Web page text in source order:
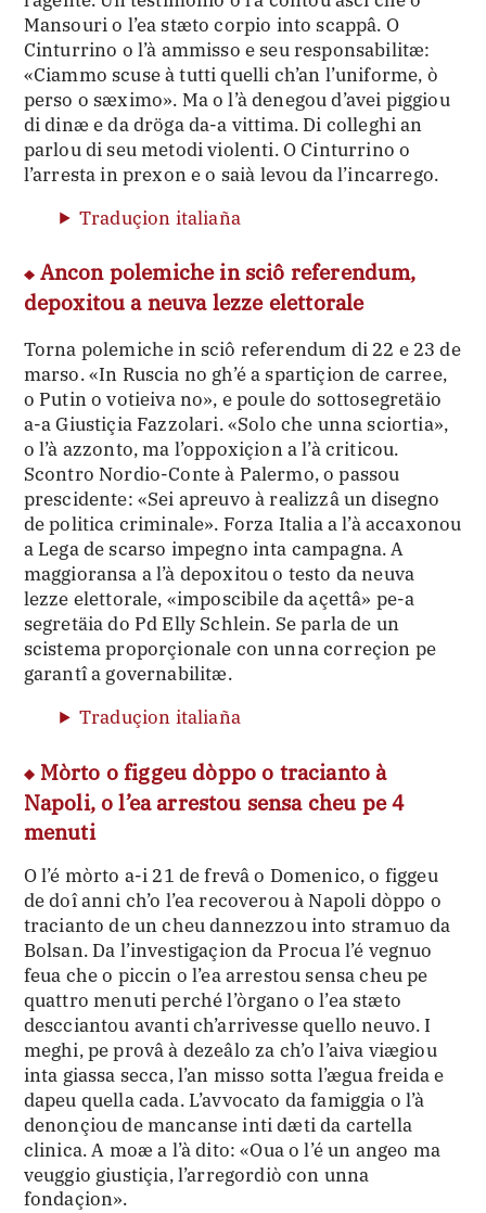
Mansouri o l’ea stæto corpio into scappâ. O
Cinturrino o l’à ammisso e seu responsabilitæ:
«Ciammo scuse à tutti quelli ch’an l’uniforme, ò
perso o sæximo». Ma o l’à denegou d’avei piggiou
di dinæ e da dröga da-a vittima. Di colleghi an
parlou di seu metodi violenti. O Cinturrino o
l’arresta in prexon e o saià levou da l’incarrego.
Traduçion italiaña
Ancon polemiche in sciô referendum,
depoxitou a neuva lezze elettorale
Torna polemiche in sciô referendum di 22 e 23 de
marso. «In Ruscia no gh’é a spartiçion de carree,
o Putin o votieiva no», e poule do sottosegretäio
a-a Giustiçia Fazzolari. «Solo che unna sciortia»,
o l’à azzonto, ma l’oppoxiçion a l’à criticou.
Scontro Nordio-Conte à Palermo, o passou
prescidente: «Sei apreuvo à realizzâ un disegno
de politica criminale». Forza Italia a l’à accaxonou
a Lega de scarso impegno inta campagna. A
maggioransa a l’à depoxitou o testo da neuva
lezze elettorale, «imposcibile da açettâ» pe-a
segretäia do Pd Elly Schlein. Se parla de un
scistema proporçionale con unna correçion pe
garantî a governabilitæ.
Traduçion italiaña
Mòrto o figgeu dòppo o tracianto à
Napoli, o l’ea arrestou sensa cheu pe 4
menuti
O l’é mòrto a-i 21 de frevâ o Domenico, o figgeu
de doî anni ch’o l’ea recoverou à Napoli dòppo o
tracianto de un cheu dannezzou into stramuo da
Bolsan. Da l’investigaçion da Procua l’é vegnuo
feua che o piccin o l’ea arrestou sensa cheu pe
quattro menuti perché l’òrgano o l’ea stæto
descciantou avanti ch’arrivesse quello neuvo. I
meghi, pe provâ à dezeâlo za ch’o l’aiva viægiou
inta giassa secca, l’an misso sotta l’ægua freida e
dapeu quella cada. L’avvocato da famiggia o l’à
denonçiou de mancanse inti dæti da cartella
clinica. A moæ a l’à dito: «Oua o l’é un angeo ma
veuggio giustiçia, l’arregordiò con unna
fondaçion».